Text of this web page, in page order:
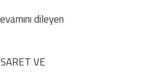
dileyen
VE